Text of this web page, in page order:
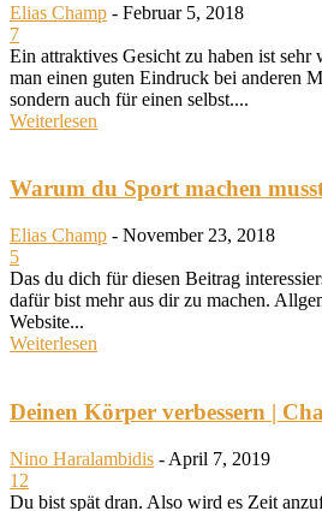
Elias Champ - Februar 5, 2018
7
Ein attraktives Gesicht zu haben ist
man einen guten Eindruck bei anderen
sondern auch für einen selbst....
Weiterlesen
Warum du Sport machen
Elias Champ - November 23, 2018
5
Das du dich für diesen Beitrag
dafür bist mehr aus dir zu machen.
Website...
Weiterlesen
Deinen Körper verbessern |
Nino Haralambidis - April 7, 2019
12
Du bist spät dran. Also wird es Zeit